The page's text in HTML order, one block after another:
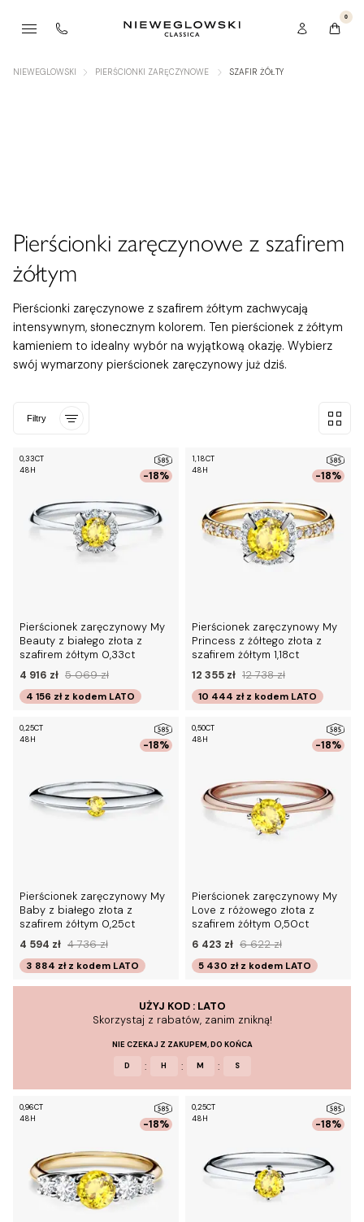
0
NIEWEGLOWSKI PIERŚCIONKI ZARĘCZYNOWE SZAFIR ŻÓŁTY
Pierścionki zaręczynowe z szafirem
żółtym
Pierścionki zaręczynowe z szafirem żółtym zachwycają
intensywnym, słonecznym kolorem. Ten pierścionek z żółtym
kamieniem to idealny wybór na wyjątkową okazję. Wybierz
swój wymarzony pierścionek zaręczynowy już dziś.
Filtry
-18%
0,33CT
48H
Pierścionek zaręczynowy My
Beauty z białego złota z
szafirem żółtym 0,33ct
4 916 zł 5 069 zł
4 156 zł z kodem LATO
-18%
1,18CT
48H
Pierścionek zaręczynowy My
Princess z żółtego złota z
szafirem żółtym 1,18ct
12 355 zł 12 738 zł
10 444 zł z kodem LATO
-18%
0,25CT
48H
Pierścionek zaręczynowy My
Baby z białego złota z
szafirem żółtym 0,25ct
4 594 zł 4 736 zł
3 884 zł z kodem LATO
-18%
0,50CT
48H
Pierścionek zaręczynowy My
Love z różowego złota z
szafirem żółtym 0,50ct
6 423 zł 6 622 zł
5 430 zł z kodem LATO
UŻYJ KOD : LATO
Skorzystaj z rabatów, zanim znikną!
NIE CZEKAJ Z ZAKUPEM, DO KOŃCA
D : H : M : S
-18%
0,96CT
48H
-18%
0,25CT
48H